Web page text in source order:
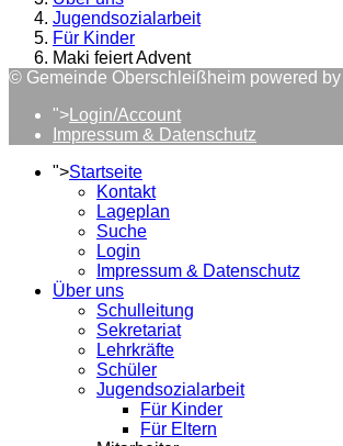
Jugendsozialarbeit
Für Kinder
Maki feiert Advent
© Gemeinde Oberschleißheim powered by
"> Login/Account
Impressum & Datenschutz
">Startseite
Kontakt
Lageplan
Suche
Login
Impressum & Datenschutz
Über uns
Schulleitung
Sekretariat
Lehrkräfte
Schüler
Jugendsozialarbeit
Für Kinder
Für Eltern